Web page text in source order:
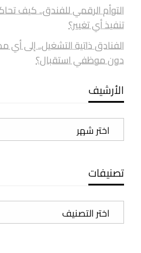
التوأم الرقمي للفندق.. كيف
تنفيذ أي تغيير؟
الفنادق ذاتية التشغيل.. إلى
دون موظفي استقبال؟
الأرشيف
الأرشيف
تصنيفات
تصنيفات